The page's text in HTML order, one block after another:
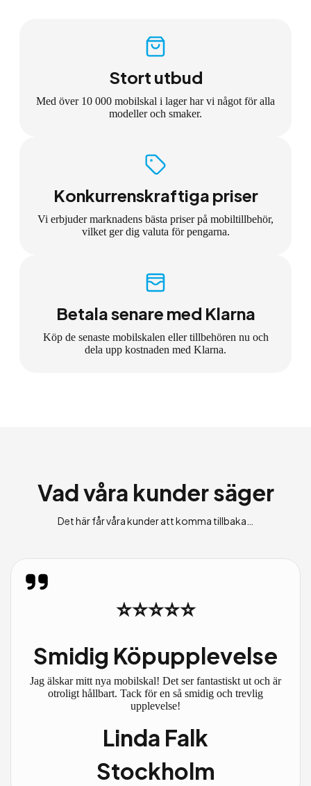
Stort utbud
Med över 10 000 mobilskal i lager har vi något för alla
modeller och smaker.
Konkurrenskraftiga priser
Vi erbjuder marknadens bästa priser på mobiltillbehör,
vilket ger dig valuta för pengarna.
Betala senare med Klarna
Köp de senaste mobilskalen eller tillbehören nu och
dela upp kostnaden med Klarna.
Vad våra kunder säger
Det här får våra kunder att komma tillbaka…
⭐⭐⭐⭐⭐
Smidig Köpupplevelse
Jag älskar mitt nya mobilskal! Det ser fantastiskt ut och är
otroligt hållbart. Tack för en så smidig och trevlig
upplevelse!
Linda Falk
Stockholm